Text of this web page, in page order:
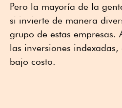
Pero la mayoría de la
si invierte de manera
grupo de estas empresas.
las inversiones indexadas,
bajo costo.